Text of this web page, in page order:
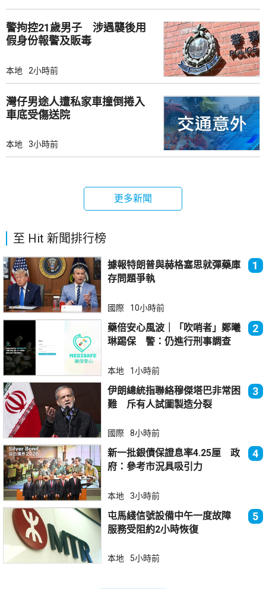
警拘控21歲男子 涉遇襲後用
假身份報警及販毒
本地 2小時前
灣仔男途人遭私家車撞倒捲入
車底受傷送院
本地 3小時前
更多新聞
至 Hit 新聞排行榜
據報特朗普與赫格塞思就彈藥庫
存問題爭執
1
國際 10小時前
藥倍安心風波｜「吹哨者」鄭曦
琳踢保 警：仍進行刑事調查
2
本地 1小時前
伊朗總統指聯絡穆傑塔巴非常困
難 斥有人試圖製造分裂
3
國際 8小時前
新一批銀債保證息率4.25厘 政
府：參考市況具吸引力
4
本地 3小時前
屯馬綫信號設備中午一度故障
服務受阻約2小時恢復
5
本地 5小時前